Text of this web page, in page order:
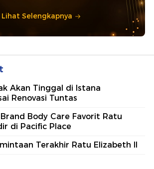
Lihat Selengkapnya
Akan Tinggal di Istana
Renovasi Tuntas
Body Care Favorit Ratu
di Pacific Place
Terakhir Ratu Elizabeth II